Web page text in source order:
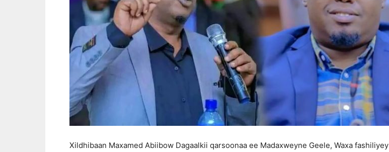
Xildhibaan Maxamed Abiibow Dagaalkii qarsoonaa ee Madaxweyne Geele, Waxa fashiliyey